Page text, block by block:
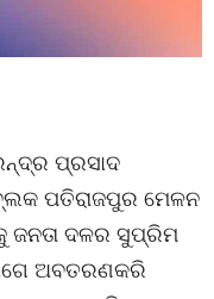
ପ୍ରସାଦ
ପତିରାଜପୁର ମେଳନ
ଜନତା ଦଳର ସୁପ୍ରିମ
ଅବତରଣକରି